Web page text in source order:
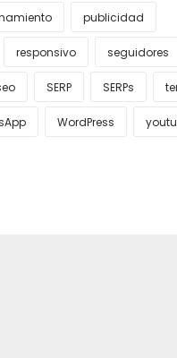
publicidad
responsivo seguidores
SERP SERPs
WordPress